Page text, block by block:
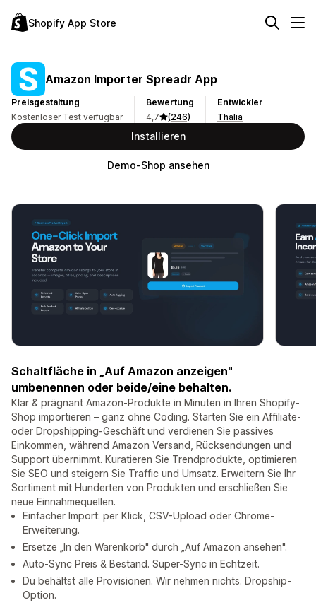
Shopify App Store
Amazon Importer Spreadr App
Preisgestaltung
Kostenloser Test verfügbar
Bewertung
4,7
(246)
Entwickler
Thalia
Installieren
Demo-Shop ansehen
Schaltfläche in „Auf Amazon anzeigen"
umbenennen oder beide/eine behalten.
Klar & prägnant Amazon-Produkte in Minuten in Ihren Shopify-
Shop importieren – ganz ohne Coding. Starten Sie ein Affiliate-
oder Dropshipping-Geschäft und verdienen Sie passives
Einkommen, während Amazon Versand, Rücksendungen und
Support übernimmt. Kuratieren Sie Trendprodukte, optimieren
Sie SEO und steigern Sie Traffic und Umsatz. Erweitern Sie Ihr
Sortiment mit Hunderten von Produkten und erschließen Sie
neue Einnahmequellen.
Einfacher Import: per Klick, CSV-Upload oder Chrome-
Erweiterung.
Ersetze „In den Warenkorb" durch „Auf Amazon ansehen".
Auto-Sync Preis & Bestand. Super-Sync in Echtzeit.
Du behältst alle Provisionen. Wir nehmen nichts. Dropship-
Option.